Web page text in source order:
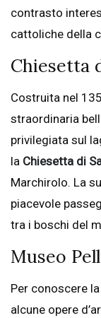
contrasto
cattoliche della
Chiesetta
Costruita nel
straordinaria
privilegiata sul
la Chiesetta di
Marchirolo. La
piacevole
tra i boschi del
Museo
Per conoscere
alcune opere